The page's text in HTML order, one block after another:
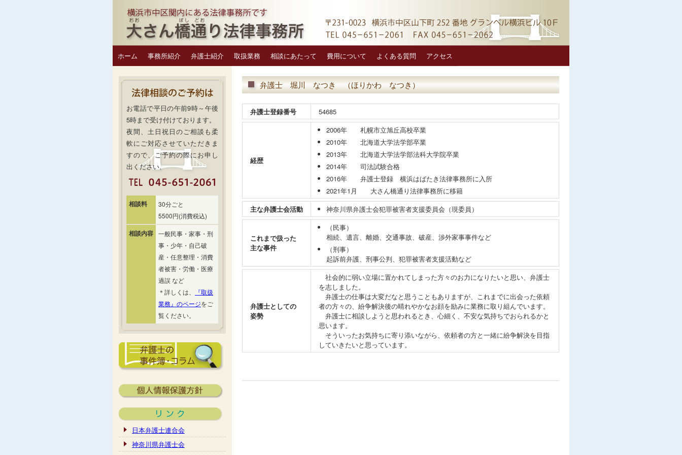
ホーム 事務所紹介 弁護士紹介 取扱業務 相談にあたって 費用について よくある質問 アクセス
弁護士 堀川 なつき （ほりかわ なつき）
弁護士登録番号 54685
経歴
2006年 札幌市立旭丘高校卒業
2010年 北海道大学法学部卒業
2013年 北海道大学法学部法科大学院卒業
2014年 司法試験合格
2016年 弁護士登録 横浜はばたき法律事務所に入所
2021年1月 大さん橋通り法律事務所に移籍
主な弁護士会活動
神奈川県弁護士会犯罪被害者支援委員会（現委員）
これまで扱った
主な事件
（民事）
相続、遺言、離婚、交通事故、破産、渉外家事事件など
（刑事）
起訴前弁護、刑事公判、犯罪被害者支援活動など
弁護士としての
姿勢
社会的に弱い立場に置かれてしまった方々のお力になりたいと思い、弁護士
を志しました。
弁護士の仕事は大変だなと思うこともありますが、これまでに出会った依頼
者の方々の、紛争解決後の晴れやかなお顔を励みに業務に取り組んでいます。
弁護士に相談しようと思われるとき、心細く、不安な気持ちでおられるかと
思います。
そういったお気持ちに寄り添いながら、依頼者の方と一緒に紛争解決を目指
していきたいと思っています。
お電話で平日の午前9時～午後
5時まで受け付けております。
夜間、土日祝日のご相談も柔
軟にご対応させていただきま
すので、ご予約の際にお申し
出ください。
相談料
30分ごと
5500円(消費税込)
相談内容 一般民事・家事・刑
事・少年・自己破
産・任意整理・消費
者被害・労働・医療
過誤 など
＊詳しくは、
『取扱
業務』のページをご
覧ください。
日本弁護士連合会
神奈川県弁護士会